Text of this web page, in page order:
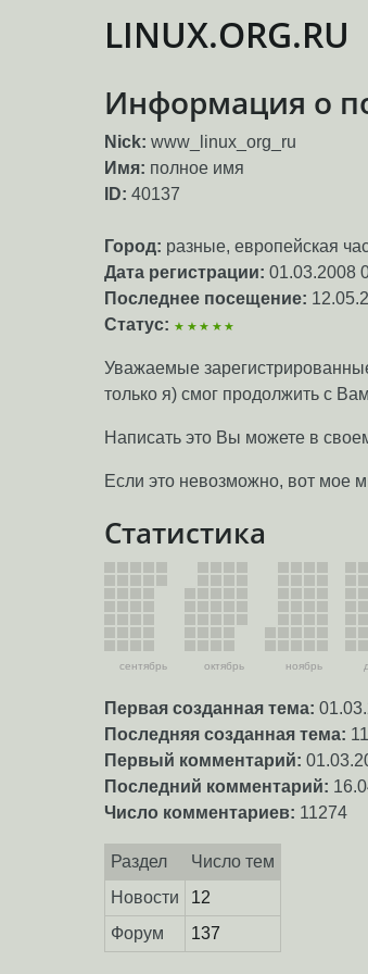
LINUX.ORG.RU
Информация о
Nick: www_linux_org_ru
Имя: полное имя
ID: 40137
Город: разные, европейская
Дата регистрации: 01.03.2008
Последнее посещение:
Статус: ★★★★★
Уважаемые
только я) смог продолжить с
Написать это Вы можете в
Если это невозможно, вот мое
Статистика
сентябрь октябрь ноябрь
Первая созданная тема:
Последняя созданная тема:
Первый комментарий:
Последний комментарий:
Число комментариев: 11274
Раздел
Число тем
Новости
12
Форум
137